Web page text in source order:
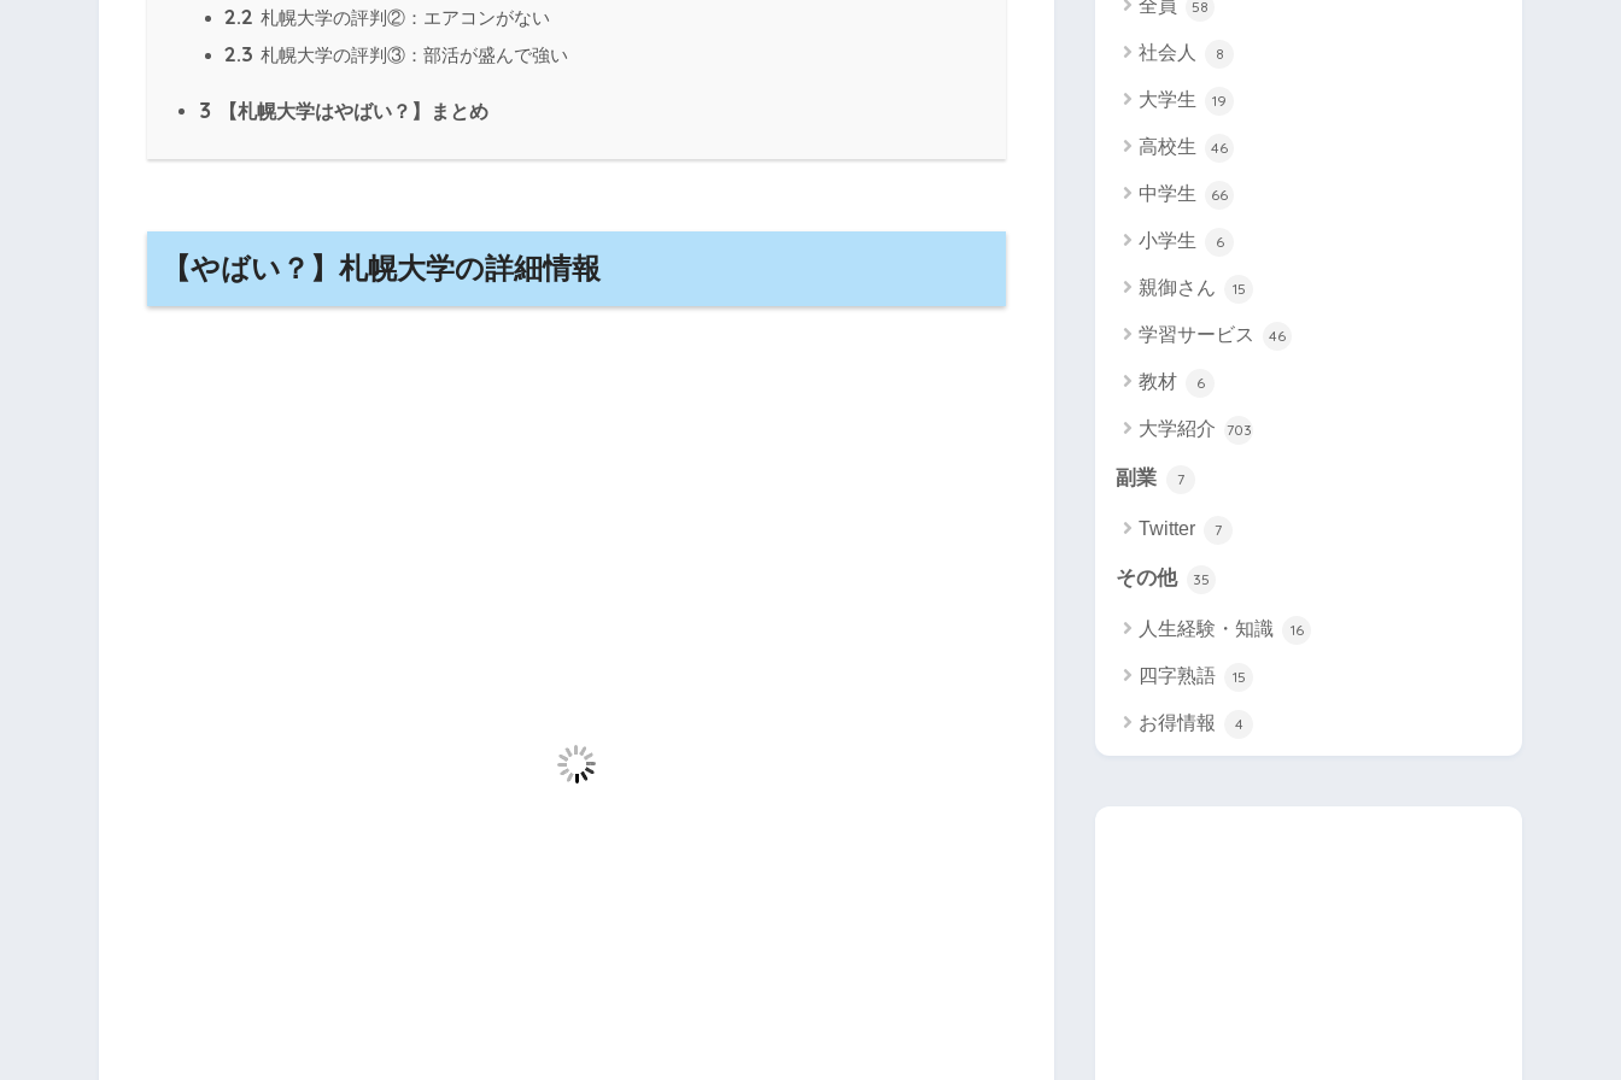
2.2 札幌大学の評判②：エアコンがない
2.3 札幌大学の評判③：部活が盛んで強い
3 【札幌大学はやばい？】まとめ
【やばい？】札幌大学の詳細情報
全員 58
社会人 8
大学生 19
高校生 46
中学生 66
小学生 6
親御さん 15
学習サービス 46
教材 6
大学紹介 703
副業 7
Twitter 7
その他 35
人生経験・知識 16
四字熟語 15
お得情報 4